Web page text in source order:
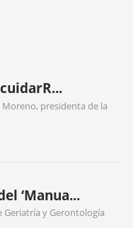
presidenta de la
‘Manua...
Geriatría y Gerontología